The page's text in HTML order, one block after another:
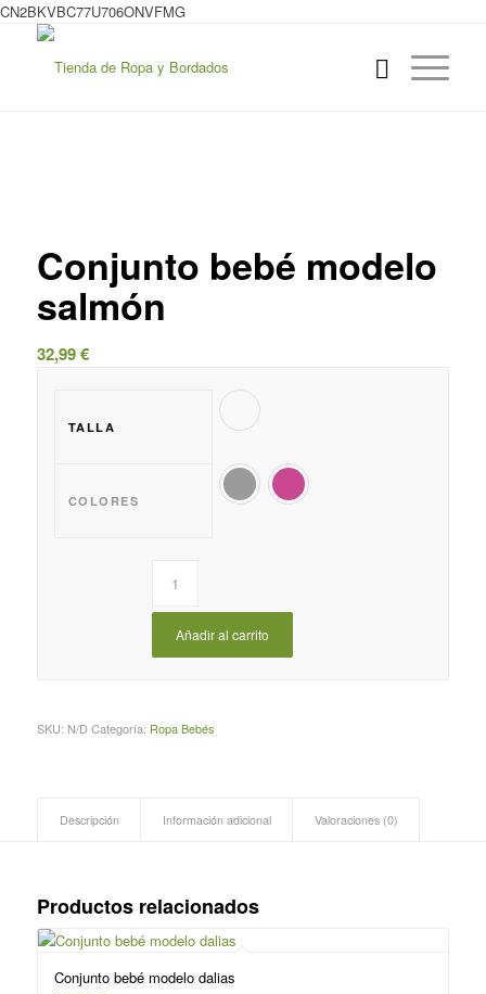
CN2BKVBC77U706ONVFMG
Conjunto bebé modelo
salmón
32,99€
TALLA
COLORES
Añadir al carrito
SKU: N/D Categoría: Ropa Bebés
Descripción Información adicional Valoraciones (0)
Productos relacionados
Conjunto bebé modelo dalias